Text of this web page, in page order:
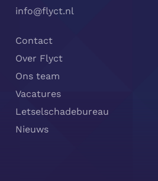
info@flyct.nl
Contact
Over Flyct
Ons team
Vacatures
Letselschadebureau
Nieuws